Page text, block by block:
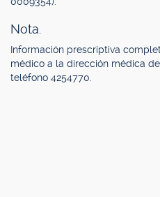
Nota.
Información prescriptiva
médico a la dirección médica
teléfono 4254770.